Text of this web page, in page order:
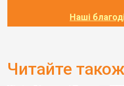
Наші
Читайте також